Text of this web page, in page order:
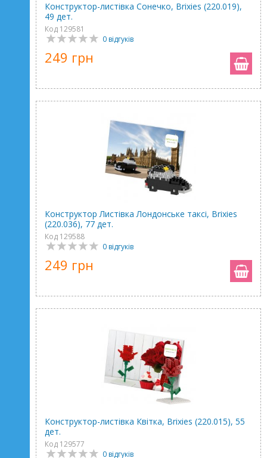
Конструктор-листівка Сонечко, Brixies (220.019),
49 дет.
Код 129581
0 відгуків
249 грн
Конструктор Листівка Лондонське таксі, Brixies
(220.036), 77 дет.
Код 129588
0 відгуків
249 грн
Конструктор-листівка Квітка, Brixies (220.015), 55
дет.
Код 129577
0 відгуків